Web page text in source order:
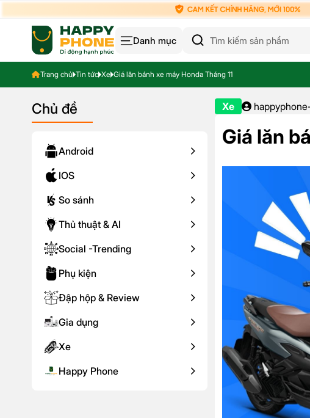
Danh mục
Trang chủ Tin tức Xe Giá lăn bánh xe máy Honda Tháng 11
Chủ đề
Android
IOS
So sánh
Thủ thuật & AI
Social -Trending
Phụ kiện
Đập hộp & Review
Gia dụng
Xe
Happy Phone
Xe happyphone
Giá lăn